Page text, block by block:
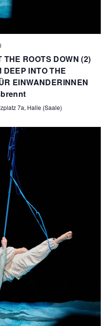
ROOTS DOWN (2)
INTO THE
EINWANDERINNEN
7a, Halle (Saale)